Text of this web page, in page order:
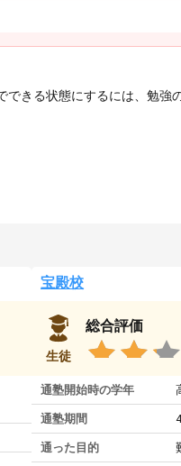
きる状態にするには、勉強
宝殿校
生徒
総合評価
通塾開始時の学年
通塾期間
通った目的